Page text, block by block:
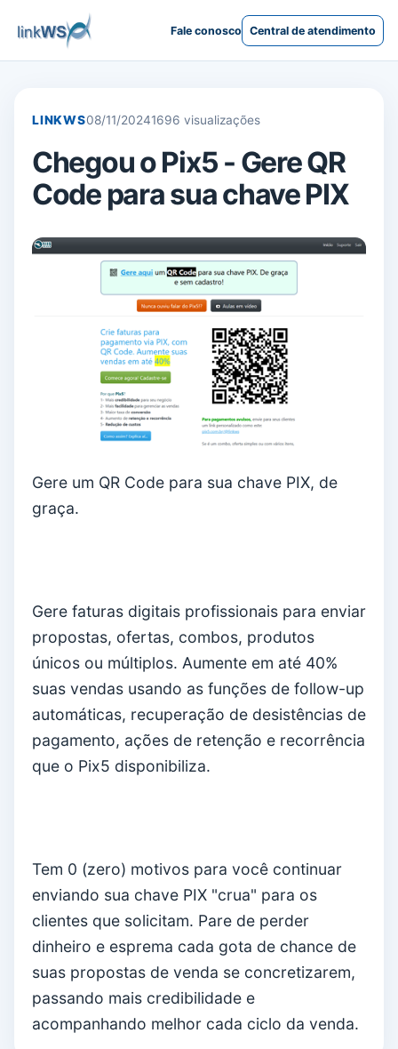
Fale conosco Central de atendimento
LINKWS08/11/20241696 visualizações
Chegou o Pix5 - Gere QR
Code para sua chave PIX
Gere um QR Code para sua chave PIX, de
graça.
Gere faturas digitais profissionais para enviar
propostas, ofertas, combos, produtos
únicos ou múltiplos. Aumente em até 40%
suas vendas usando as funções de follow-up
automáticas, recuperação de desistências de
pagamento, ações de retenção e recorrência
que o Pix5 disponibiliza.
Tem 0 (zero) motivos para você continuar
enviando sua chave PIX "crua" para os
clientes que solicitam. Pare de perder
dinheiro e esprema cada gota de chance de
suas propostas de venda se concretizarem,
passando mais credibilidade e
acompanhando melhor cada ciclo da venda.